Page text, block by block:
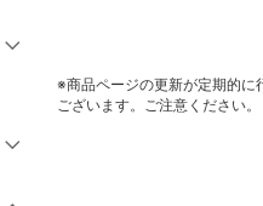
※商品ページの更新が定期的に
ございます。ご注意ください。